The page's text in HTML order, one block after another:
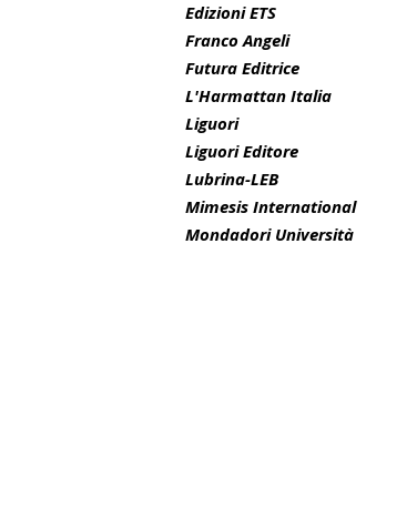
Edizioni ETS
Franco Angeli
Futura Editrice
L'Harmattan Italia
Liguori
Liguori Editore
Lubrina-LEB
Mimesis International
Mondadori Università